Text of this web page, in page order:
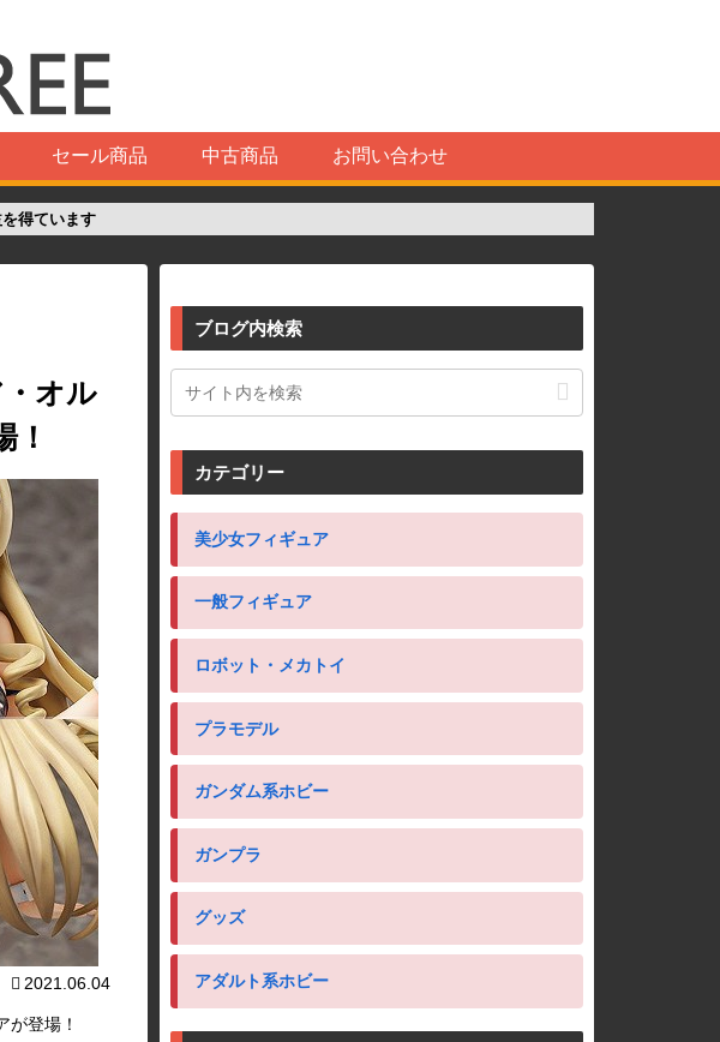
セール商品 中古商品 お問い合わせ
得ています
オル
2021.06.04
が登場！
ブログ内検索
カテゴリー
美少女フィギュア
一般フィギュア
ロボット・メカトイ
プラモデル
ガンダム系ホビー
ガンプラ
グッズ
アダルト系ホビー